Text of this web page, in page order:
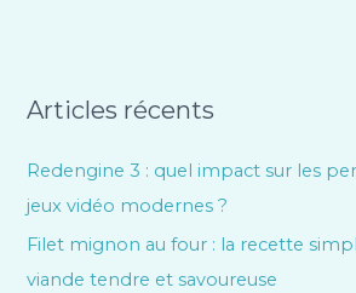
Articles récents
Redengine 3 : quel impact sur les
jeux vidéo modernes ?
Filet mignon au four : la recette
viande tendre et savoureuse